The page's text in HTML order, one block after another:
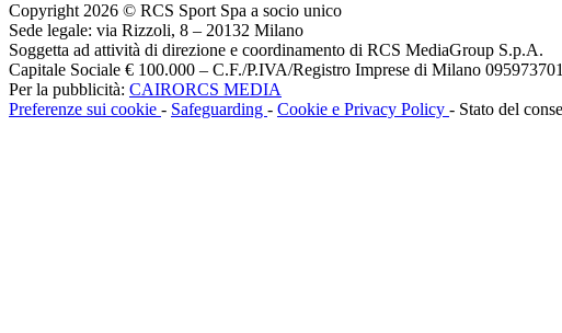
Copyright 2026 © RCS Sport Spa a socio unico
Sede legale: via Rizzoli, 8 – 20132 Milano
Soggetta ad attività di direzione e coordinamento di RCS MediaGroup S.p.A.
Capitale Sociale € 100.000 – C.F./P.IVA/Registro Imprese di Milano
Per la pubblicità: CAIRORCS MEDIA
Preferenze sui cookie - Safeguarding - Cookie e Privacy Policy - Stato del